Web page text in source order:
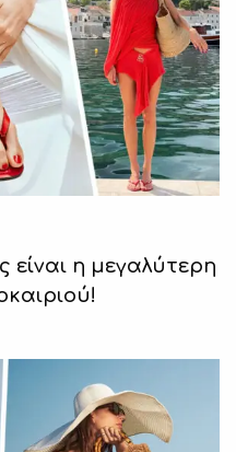
είναι η μεγαλύτερη